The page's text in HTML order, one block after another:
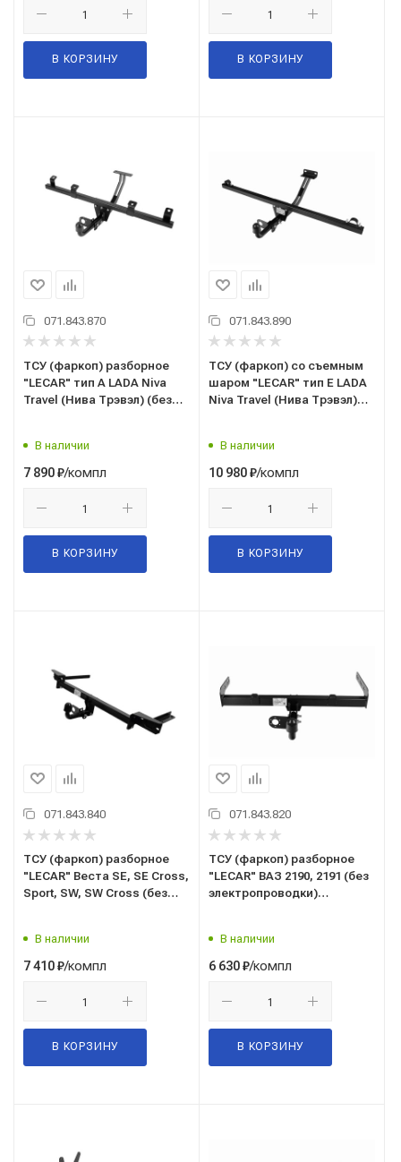
В КОРЗИНУ В КОРЗИНУ
071.843.870
ТСУ (фаркоп) разборное
"LECAR" тип А LADA Niva
Travel (Нива Трэвэл) (без
В наличии
7 890₽/компл
В КОРЗИНУ
071.843.890
ТСУ (фаркоп) со съемным
шаром "LECAR" тип Е LADA
Niva Travel (Нива Трэвэл)
В наличии
10 980₽/компл
В КОРЗИНУ
071.843.840
ТСУ (фаркоп) разборное
"LECAR" Веста SE, SE Cross,
Sport, SW, SW Cross (без
В наличии
7 410₽/компл
В КОРЗИНУ
071.843.820
ТСУ (фаркоп) разборное
"LECAR" ВАЗ 2190, 2191 (без
электропроводки)
В наличии
6 630₽/компл
В КОРЗИНУ